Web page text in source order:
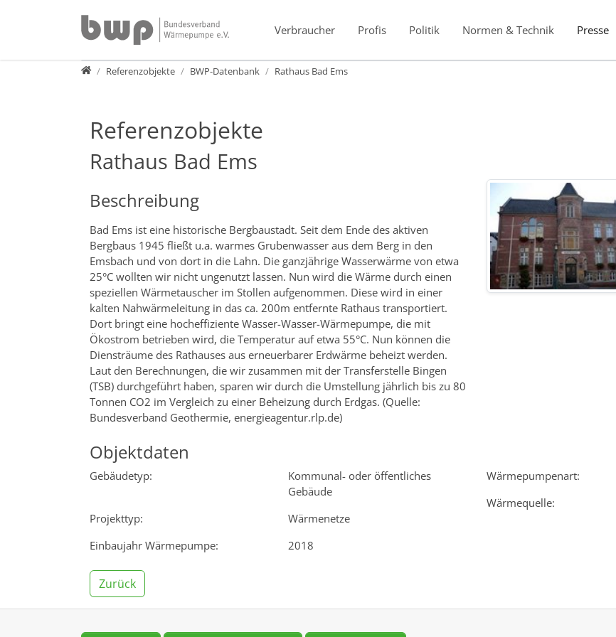
Verbraucher
Profis Politik Normen & Technik Presse
PresseReferenzobjekte BWP-Datenbank Rathaus Bad Ems
Referenzobjekte
Rathaus Bad Ems
Beschreibung
Bad Ems ist eine historische Bergbaustadt. Seit dem Ende des aktiven
Bergbaus 1945 fließt u.a. warmes Grubenwasser aus dem Berg in den
Emsbach und von dort in die Lahn. Die ganzjährige Wasserwärme von etwa
25°C wollten wir nicht ungenutzt lassen. Nun wird die Wärme durch einen
speziellen Wärmetauscher im Stollen aufgenommen. Diese wird in einer
kalten Nahwärmeleitung in das ca. 200m entfernte Rathaus transportiert.
Dort bringt eine hocheffiziente Wasser-Wasser-Wärmepumpe, die mit
Ökostrom betrieben wird, die Temperatur auf etwa 55°C. Nun können die
Diensträume des Rathauses aus erneuerbarer Erdwärme beheizt werden.
Laut den Berechnungen, die wir zusammen mit der Transferstelle Bingen
(TSB) durchgeführt haben, sparen wir durch die Umstellung jährlich bis zu 80
Tonnen CO2 im Vergleich zu einer Beheizung durch Erdgas. (Quelle:
Bundesverband Geothermie, energieagentur.rlp.de)
Objektdaten
Gebäudetyp:
Kommunal- oder öffentliches
Gebäude
Projekttyp:
Wärmenetze
Einbaujahr Wärmepumpe:
2018
Wärmepumpenart:
Wärmequelle:
Zurück